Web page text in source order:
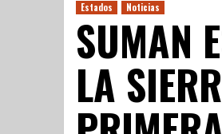
Estados Noticias
SUMAN
LA